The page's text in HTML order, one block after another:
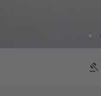
Tarjouskilpailu